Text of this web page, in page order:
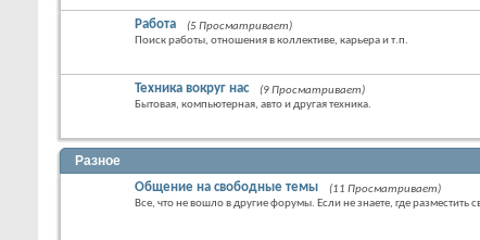
Работа
(5 Просматривает)
Поиск работы, отношения в коллективе, карьера и т.п.
Техника вокруг нас
(9 Просматривает)
Бытовая, компьютерная, авто и другая техника.
Разное
Общение на свободные темы
(11 Просматривает)
Все, что не вошло в другие форумы. Если не знаете, где разместить